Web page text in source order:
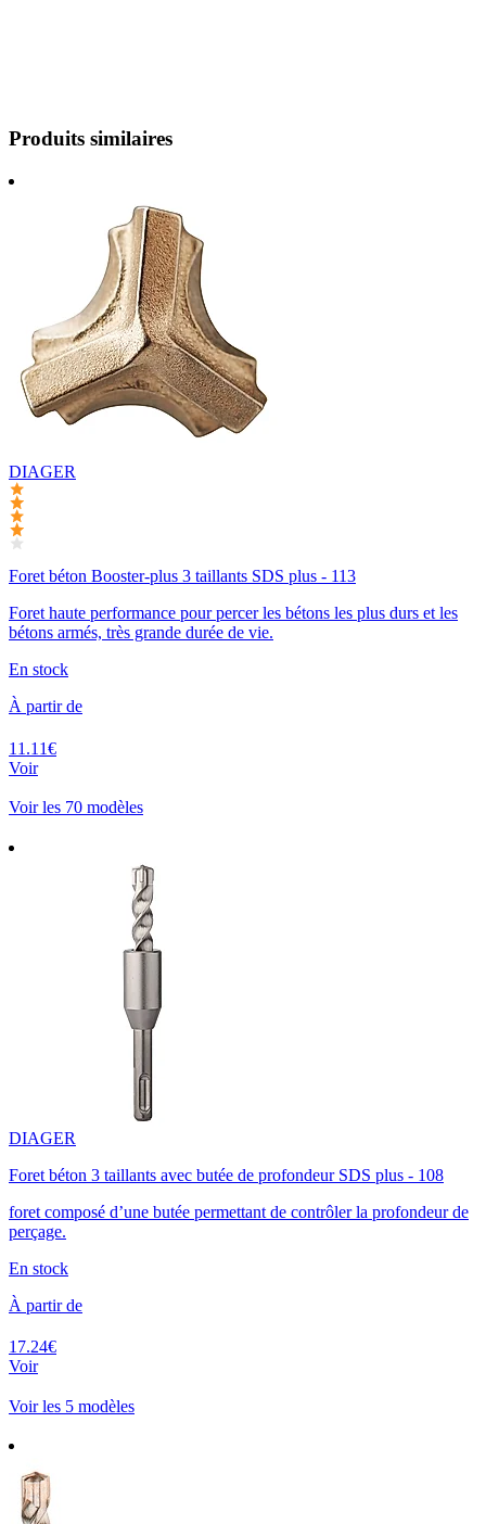
Produits similaires
DIAGER
Foret béton Booster-plus 3 taillants SDS plus - 113
Foret haute performance pour percer les bétons les plus durs et les
bétons armés, très grande durée de vie.
En stock
À partir de
11.11€
Voir
Voir les 70 modèles
DIAGER
Foret béton 3 taillants avec butée de profondeur SDS plus - 108
foret composé d’une butée permettant de contrôler la profondeur de
perçage.
En stock
À partir de
17.24€
Voir
Voir les 5 modèles